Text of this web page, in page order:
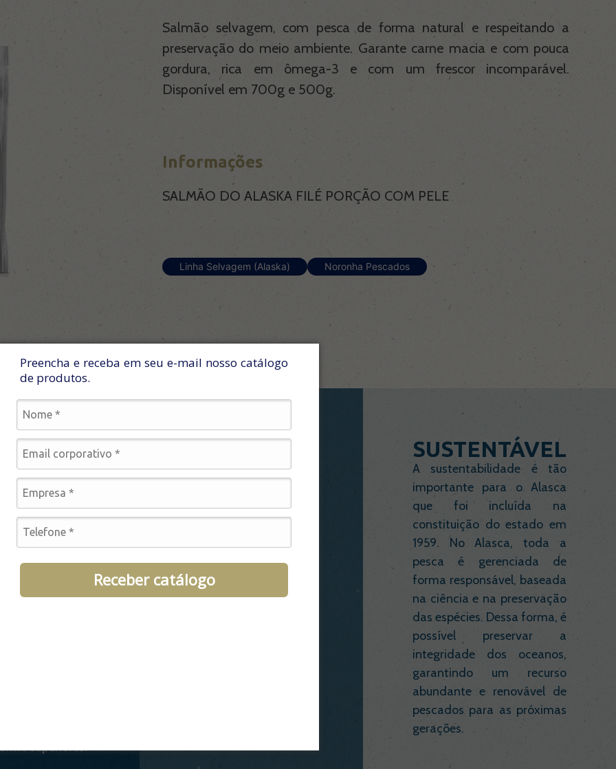
Preencha e receba em seu e-mail nosso catálogo
de produtos.
Receber catálogo
Salmão selvagem, com pesca de forma natural e respeitando a
preservação do meio ambiente. Garante carne macia e com pouca
gordura, rica em ômega-3 e com um frescor incomparável.
Disponível em 700g e 500g.
Informações
SALMÃO DO ALASKA FILÉ PORÇÃO COM PELE
Linha Selvagem (Alaska) Noronha Pescados
do
Alasca, com
de evitar
negativos
fauna marinha
a criação
selvagens
superiores.
Todos os produtos são
químicos, corantes,
antibióticos, o que
assegura que todas as
propriedades do
pescado sejam
SUSTENTÁVEL
A sustentabilidade é tão
importante para o Alasca
que foi incluída na
constituição do estado em
1959. No Alasca, toda a
pesca é gerenciada de
forma responsável, baseada
na ciência e na preservação
das espécies. Dessa forma, é
possível preservar a
integridade dos oceanos,
garantindo um recurso
abundante e renovável de
pescados para as próximas
gerações.​